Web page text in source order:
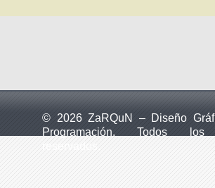
© 2026 ZaRQuN – Diseño
Programación. Todos los
reservados.